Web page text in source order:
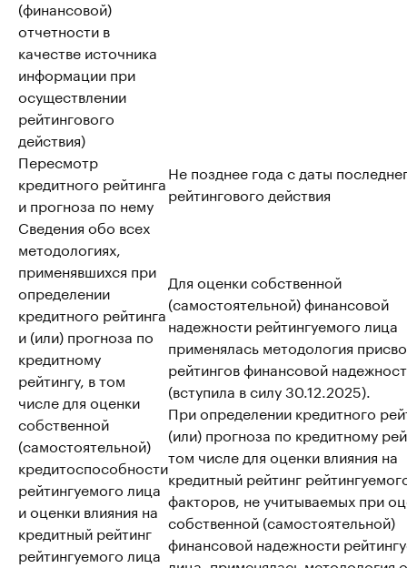
(финансовой)
отчетности в
качестве источника
информации при
осуществлении
рейтингового
действия)
Пересмотр
кредитного рейтинга
и прогноза по нему
Не позднее года с даты
рейтингового действия
Сведения обо всех
методологиях,
применявшихся при
определении
кредитного рейтинга
и (или) прогноза по
кредитному
рейтингу, в том
числе для оценки
собственной
(самостоятельной)
кредитоспособности
рейтингуемого лица
и оценки влияния на
кредитный рейтинг
рейтингуемого лица
Для оценки собственной
(самостоятельной) финансовой
надежности рейтингуемого лица
применялась методология
рейтингов финансовой
(вступила в силу 30.12.2025).
При определении кредитного
(или) прогноза по кредитному
том числе для оценки влияния на
кредитный рейтинг
факторов, не учитываемых при
собственной (самостоятельной)
финансовой надежности